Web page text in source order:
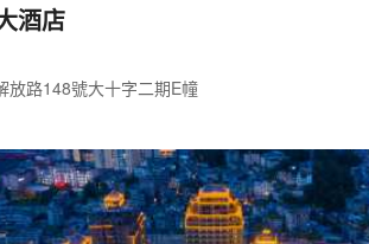
酒店
放路148號大十字二期E幢